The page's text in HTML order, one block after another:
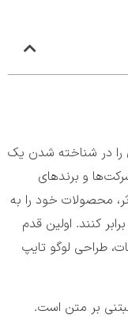
را در شناخته شدن یک
و برندهای
محصولات خود را به
کنند. اولین قدم
طراحی لوگو تایپ
بر متن است.